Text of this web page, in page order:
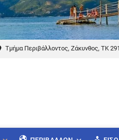
Τμήμα Περιβάλλοντος, Ζάκυνθος, ΤΚ